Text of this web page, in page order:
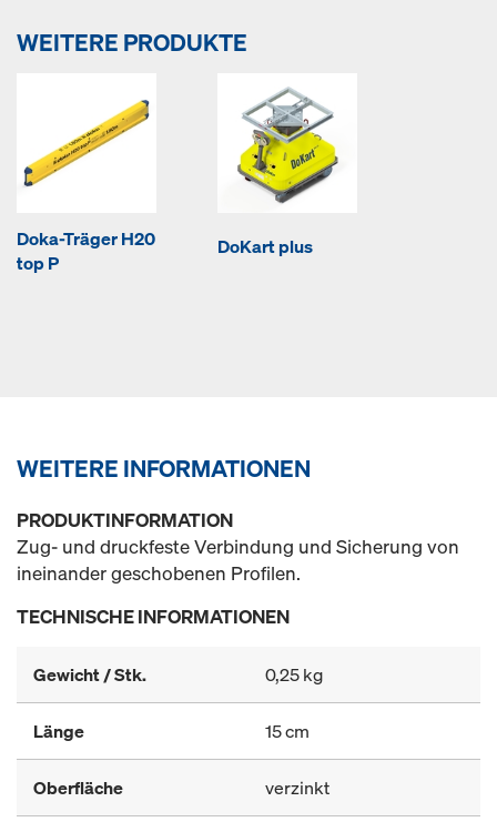
WEITERE PRODUKTE
Doka-Träger H20
top P
DoKart plus
WEITERE INFORMATIONEN
PRODUKTINFORMATION
Zug- und druckfeste Verbindung und Sicherung von
ineinander geschobenen Profilen.
TECHNISCHE INFORMATIONEN
Gewicht / Stk. 0,25 kg
Länge 15 cm
Oberfläche verzinkt